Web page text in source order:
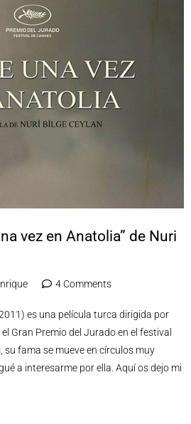
vez en Anatolia” de Nuri
4 Comments
es una película turca dirigida por
Gran Premio del Jurado en el festival
su fama se mueve en círculos muy
a interesarme por ella. Aquí os dejo mi